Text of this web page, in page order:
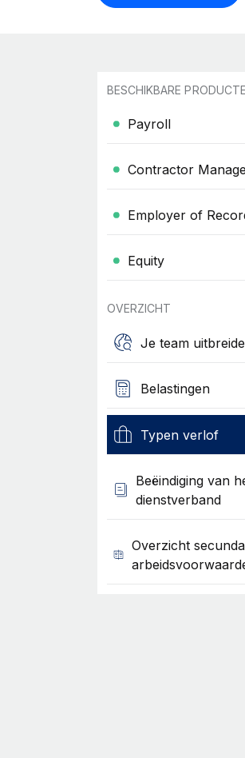
BESCHIKBARE
Payroll
Contractor
Employer of
Equity
OVERZICHT
Je team
Belastingen
Typen verlof
Beëindiging van
dienstverband
Overzicht